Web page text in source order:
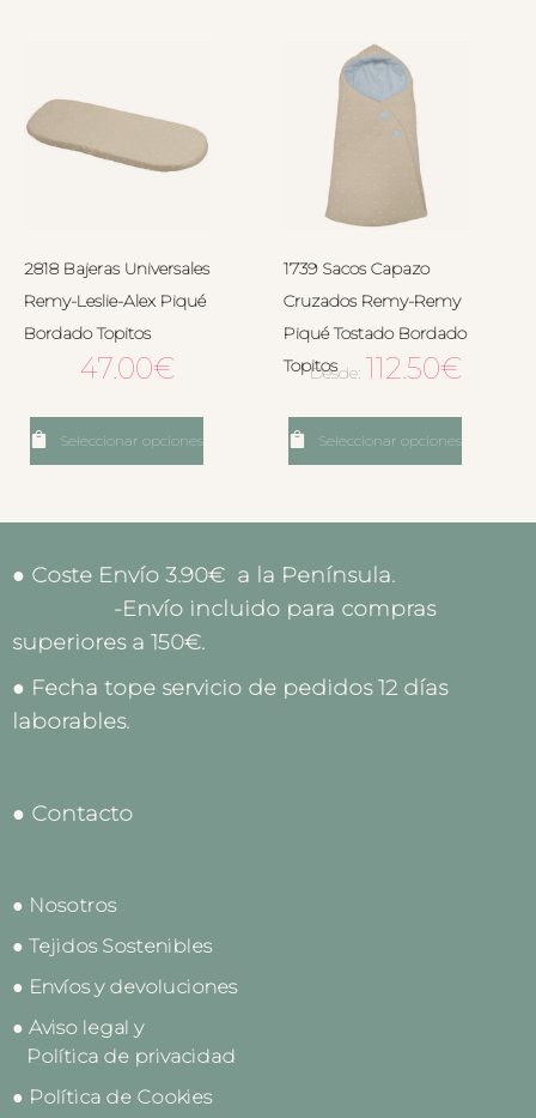
2818 Bajeras Universales
Remy-Leslie-Alex Piqué
Bordado Topitos
47.00€
Seleccionar opciones
1739 Sacos Capazo
Cruzados Remy-Remy
Piqué Tostado Bordado
TopitosDesde: 112.50€
Seleccionar opciones
● Coste Envío 3.90€ a la Península.
-Envío incluido para compras
superiores a 150€.
● Fecha tope servicio de pedidos 12 días
laborables.
● Contacto
● Nosotros
● Tejidos Sostenibles
● Envíos y devoluciones
● Aviso legal y
Política de privacidad
● Política de Cookies